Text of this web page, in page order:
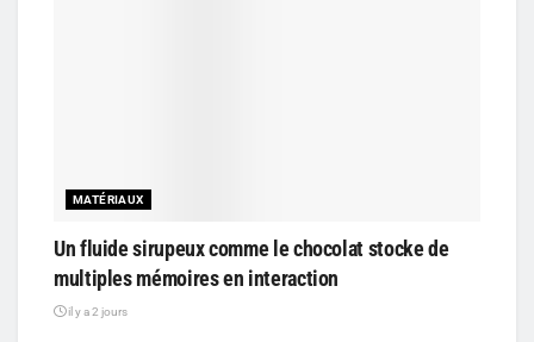
MATÉRIAUX
Un fluide sirupeux comme le chocolat stocke de
multiples mémoires en interaction
il y a 2 jours